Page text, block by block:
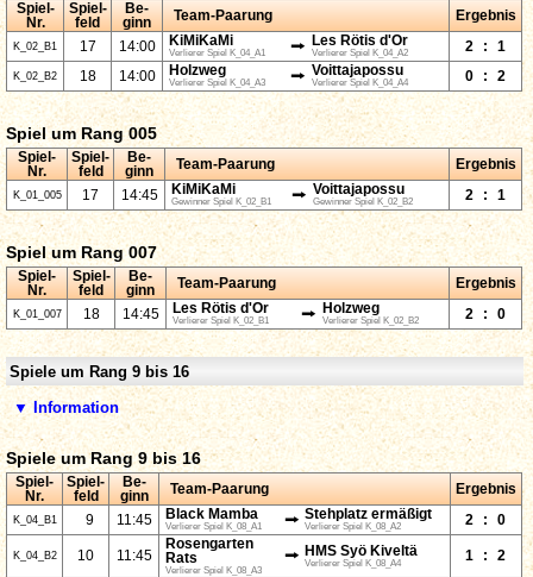
Spiel-
Nr.
Spiel-
feld
Be-
ginn
Team-Paarung Ergebnis
K_02_B1 17 14:00 KiMiKaMi
Verlierer Spiel K_04_A1 ⭢ Les Rötis d'Or
Verlierer Spiel K_04_A2 2 : 1
K_02_B2 18 14:00 Holzweg
Verlierer Spiel K_04_A3 ⭢ Voittajapossu
Verlierer Spiel K_04_A4 0 : 2
Spiel um Rang 005
Spiel-
Nr.
Spiel-
feld
Be-
ginn
Team-Paarung Ergebnis
K_01_005 17 14:45 KiMiKaMi
Gewinner Spiel K_02_B1 ⭢ Voittajapossu
Gewinner Spiel K_02_B2 2 : 1
Spiel um Rang 007
Spiel-
Nr.
Spiel-
feld
Be-
ginn
Team-Paarung Ergebnis
K_01_007 18 14:45 Les Rötis d'Or
Verlierer Spiel K_02_B1 ⭢ Holzweg
Verlierer Spiel K_02_B2 2 : 0
Spiele um Rang 9 bis 16
▼ Information
Spiele um Rang 9 bis 16
Spiel-
Nr.
Spiel-
feld
Be-
ginn
Team-Paarung Ergebnis
K_04_B1 9 11:45 Black Mamba
Verlierer Spiel K_08_A1 ⭢ Stehplatz ermäßigt
Verlierer Spiel K_08_A2 2 : 0
K_04_B2 10 11:45
Rosengarten
Rats
Verlierer Spiel K_08_A3
⭢ HMS Syö Kiveltä
Verlierer Spiel K_08_A4
1 : 2